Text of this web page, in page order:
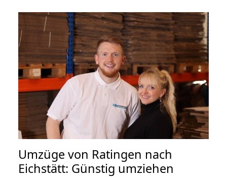
Umzüge von Ratingen nach
Eichstätt: Günstig umziehen